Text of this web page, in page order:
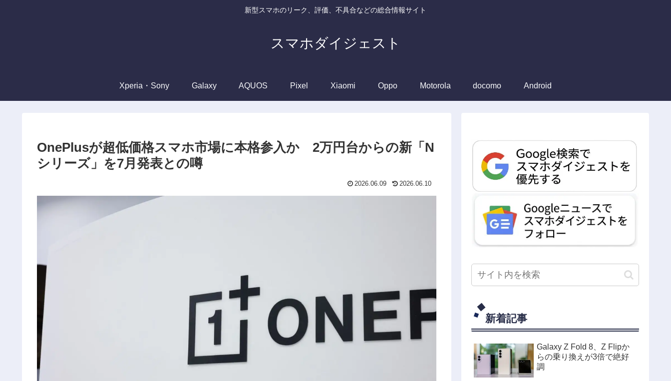
新型スマホのリーク、評価、不具合などの総合情報サイト
スマホダイジェスト
Xperia・Sony Galaxy AQUOS Pixel Xiaomi Oppo Motorola docomo Android
OnePlusが超低価格スマホ市場に本格参入か 2万円台からの新「N
シリーズ」を7月発表との噂
2026.06.09 2026.06.10
新着記事
Galaxy Z Fold 8、Z Flipか
らの乗り換えが3倍で絶好
調